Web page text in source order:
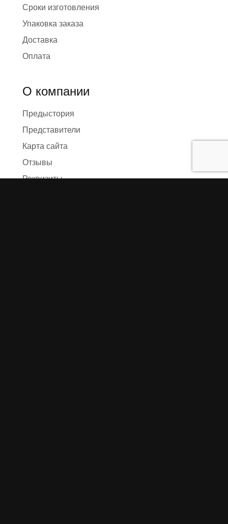
Сроки изготовления
Упаковка заказа
Доставка
Оплата
О компании
Предыстория
Представители
Карта сайта
Отзывы
Реквизиты